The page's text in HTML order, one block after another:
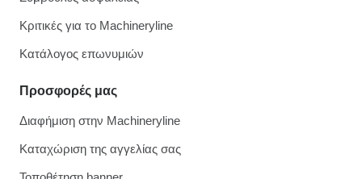
Κριτικές για το Machineryline
Κατάλογος επωνυμιών
Προσφορές μας
Διαφήμιση στην Machineryline
Καταχώριση της αγγελίας σας